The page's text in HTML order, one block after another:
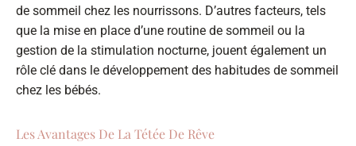
de sommeil chez les nourrissons. D’autres facteurs, tels
que la mise en place d’une routine de sommeil ou la
gestion de la stimulation nocturne, jouent également un
rôle clé dans le développement des habitudes de sommeil
chez les bébés.
Les Avantages De La Tétée De Rêve